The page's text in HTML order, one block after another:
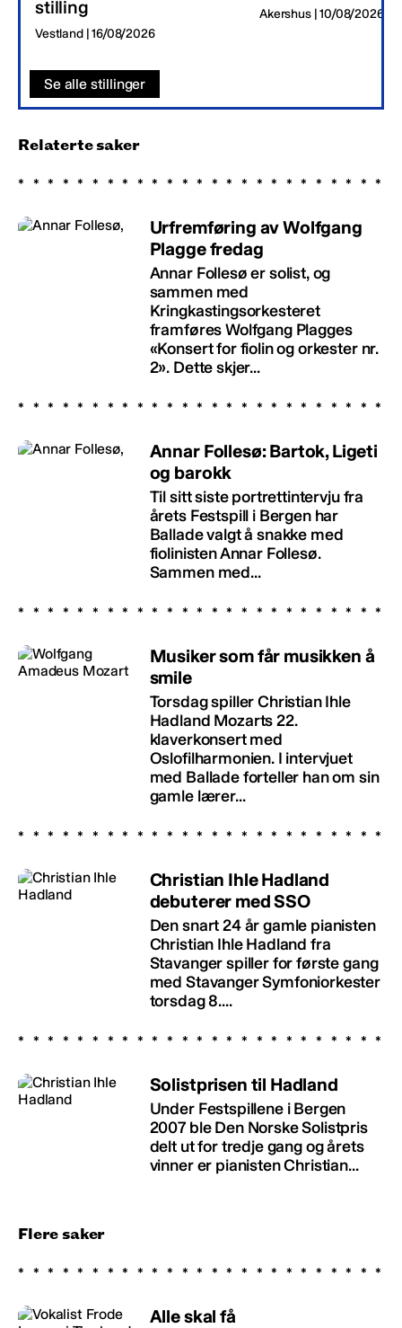
stilling
Vestland | 16/08/2026
Akershus | 10/08/2026
Se alle stillinger
Relaterte saker
Urfremføring av Wolfgang
Plagge fredag
Annar Follesø er solist, og
sammen med
Kringkastingsorkesteret
framføres Wolfgang Plagges
«Konsert for fiolin og orkester nr.
2». Dette skjer...
Annar Follesø: Bartok, Ligeti
og barokk
Til sitt siste portrettintervju fra
årets Festspill i Bergen har
Ballade valgt å snakke med
fiolinisten Annar Follesø.
Sammen med...
Musiker som får musikken å
smile
Torsdag spiller Christian Ihle
Hadland Mozarts 22.
klaverkonsert med
Oslofilharmonien. I intervjuet
med Ballade forteller han om sin
gamle lærer...
Christian Ihle Hadland
debuterer med SSO
Den snart 24 år gamle pianisten
Christian Ihle Hadland fra
Stavanger spiller for første gang
med Stavanger Symfoniorkester
torsdag 8....
Solistprisen til Hadland
Under Festspillene i Bergen
2007 ble Den Norske Solistpris
delt ut for tredje gang og årets
vinner er pianisten Christian...
Flere saker
Alle skal få